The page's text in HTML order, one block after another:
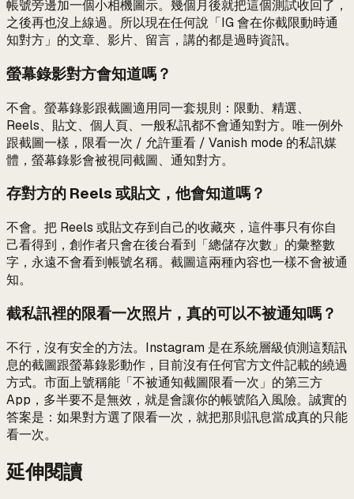
帳號旁邊加一個小相機圖示。幾個月後就把這個測試收回了，
之後再也沒上線過。所以現在任何說「IG 會在你截限動時通
知對方」的文章、影片、留言，講的都是過時資訊。
螢幕錄影對方會知道嗎？
不會。螢幕錄影跟截圖適用同一套規則：限動、精選、
Reels、貼文、個人頁、一般私訊都不會通知對方。唯一例外
跟截圖一樣，限看一次 / 允許重看 / Vanish mode 的私訊媒
體，螢幕錄影會被視同截圖、通知對方。
存對方的 Reels 或貼文，他會知道嗎？
不會。把 Reels 或貼文存到自己的收藏夾，這件事只有你自
己看得到，創作者只會在後台看到「總儲存次數」的彙整數
字，永遠不會看到帳號名稱。截圖這兩種內容也一樣不會被通
知。
截私訊裡的限看一次照片，真的可以不被通知嗎？
不行，沒有安全的方法。Instagram 是在系統層級偵測這類訊
息的截圖跟螢幕錄影動作，目前沒有任何官方文件記載的繞過
方式。市面上號稱能「不被通知截圖限看一次」的第三方
App，多半要不是無效，就是會讓你的帳號陷入風險。誠實的
答案是：如果對方選了限看一次，就把那則訊息當成真的只能
看一次。
延伸閱讀